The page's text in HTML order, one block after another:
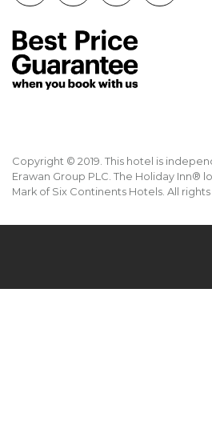
Copyright © 2019. This hotel is
Erawan Group PLC. The Holiday Inn®
Mark of Six Continents Hotels. All